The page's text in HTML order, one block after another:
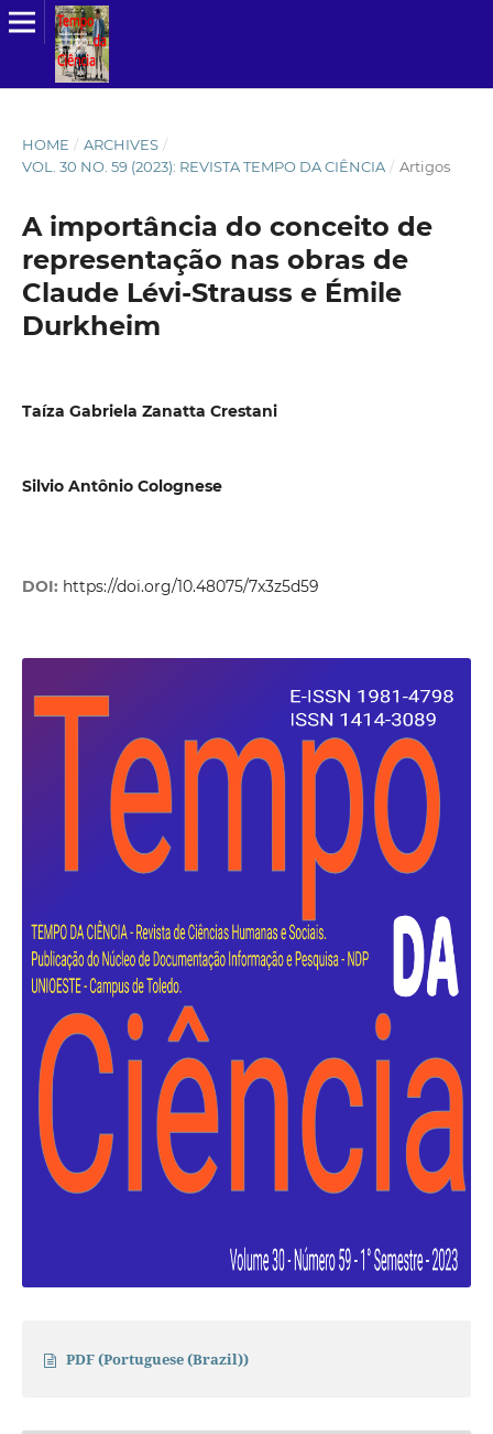
HOME / ARCHIVES /
VOL. 30 NO. 59 (2023): REVISTA TEMPO DA CIÊNCIA / Artigos
A importância do conceito de
representação nas obras de
Claude Lévi-Strauss e Émile
Durkheim
Taíza Gabriela Zanatta Crestani
Silvio Antônio Colognese
DOI: https://doi.org/10.48075/7x3z5d59
PDF (Portuguese (Brazil))